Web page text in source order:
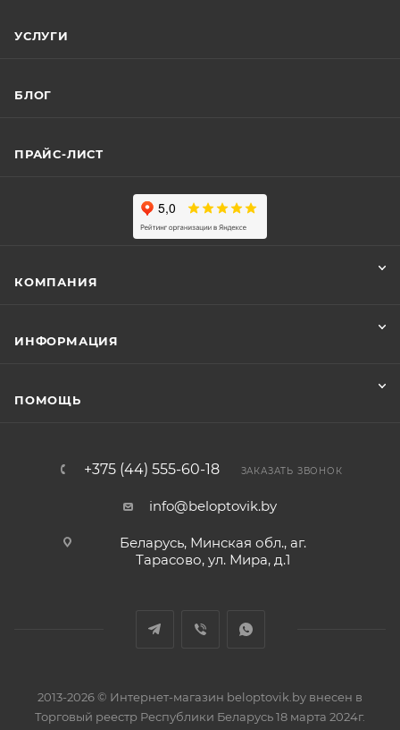
УСЛУГИ
БЛОГ
ПРАЙС-ЛИСТ
КОМПАНИЯ
ИНФОРМАЦИЯ
ПОМОЩЬ
+375 (44) 555-60-18 ЗАКАЗАТЬ ЗВОНОК
info@beloptovik.by
Беларусь, Минская обл., аг.
Тарасово, ул. Мира, д.1
2013-2026 © Интернет-магазин beloptovik.by внесен в
Торговый реестр Республики Беларусь 18 марта 2024г.